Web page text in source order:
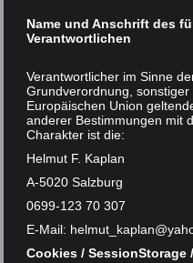
ist Ihre Grenze, was den
Spagat angeht?
Kaplan: Die vegane
Problem – u. a. deshalb:
„Reinheitsbestreben“ ab
etwa „Kann Spuren von
kontraproduktiv. Zweitens
Substanzen nicht nur in
vielen anderen Produkten,
Medikamenten,
drittens gibt es neben
viele andere
Name und Anschrift des
Verantwortlichen
Verantwortlicher im Sinne
Grundverordnung,
Europäischen Union
anderer Bestimmungen mit
Charakter ist die:
Helmut F. Kaplan
A-5020 Salzburg
0699-123 70 307
E-Mail:
Cookies / SessionStorage